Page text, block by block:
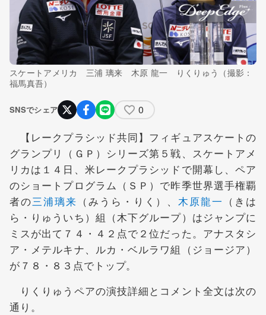
スケートアメリカ 三浦 璃来 木原 龍一 りくりゅう（撮影：
福馬真吾）
SNSでシェア 0
【レークプラシッド共同】フィギュアスケートの
グランプリ（ＧＰ）シリーズ第５戦、スケートアメ
リカは１４日、米レークプラシッドで開幕し、ペア
のショートプログラム（ＳＰ）で昨季世界選手権覇
者の三浦璃来 （みうら・りく）、木原龍一 （きは
ら・りゅういち）組（木下グループ）はジャンプに
ミスが出て７４・４２点で２位だった。アナスタシ
ア・メテルキナ、ルカ・ベルラワ組（ジョージア）
が７８・８３点でトップ。
りくりゅうペアの演技詳細とコメント全文は次の
通り。